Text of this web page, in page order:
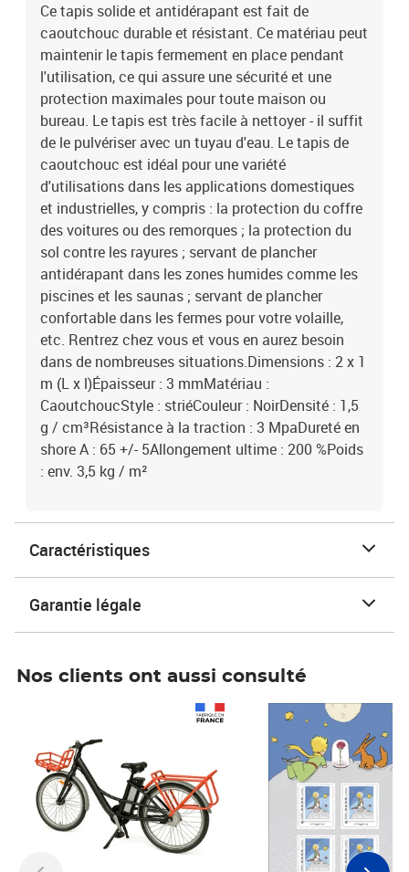
5Allongement ultime : 200 %Poids : env. 3,5 kg / m²
Ce tapis solide et antidérapant est fait de
caoutchouc durable et résistant. Ce matériau peut
maintenir le tapis fermement en place pendant
l'utilisation, ce qui assure une sécurité et une
protection maximales pour toute maison ou
bureau. Le tapis est très facile à nettoyer - il suffit
de le pulvériser avec un tuyau d'eau. Le tapis de
caoutchouc est idéal pour une variété
d'utilisations dans les applications domestiques
et industrielles, y compris : la protection du coffre
des voitures ou des remorques ; la protection du
sol contre les rayures ; servant de plancher
antidérapant dans les zones humides comme les
piscines et les saunas ; servant de plancher
confortable dans les fermes pour votre volaille,
etc. Rentrez chez vous et vous en aurez besoin
dans de nombreuses situations.Dimensions : 2 x 1
m (L x l)Épaisseur : 3 mmMatériau :
CaoutchoucStyle : striéCouleur : NoirDensité : 1,5
g / cm³Résistance à la traction : 3 MpaDureté en
shore A : 65 +/- 5Allongement ultime : 200 %Poids
: env. 3,5 kg / m²
Caractéristiques
Garantie légale
Nos clients ont aussi consulté
Prix 7,50€